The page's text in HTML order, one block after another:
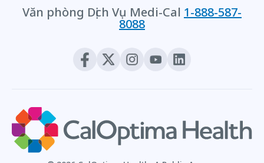
Văn phòng Dịch Vụ Medi-Cal 1-888-587-
8088